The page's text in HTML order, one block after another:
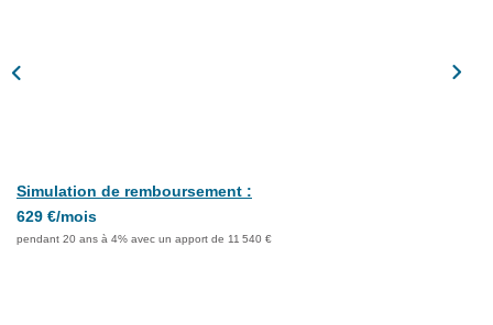
Simulation de remboursement :
629 €/mois
pendant 20 ans à 4% avec un apport de 11 540 €